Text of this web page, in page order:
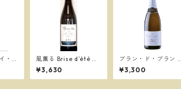
・ガ
風薫る Brise d’été シ
ャルドネ 2023／グラ
ンミュール
¥3,630
ブラン・ド・ブラン N
V ラベントス ／ラベン
トス イ ブラン
¥3,300